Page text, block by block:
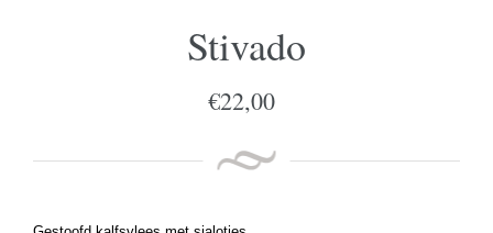
Stivado
€22,00